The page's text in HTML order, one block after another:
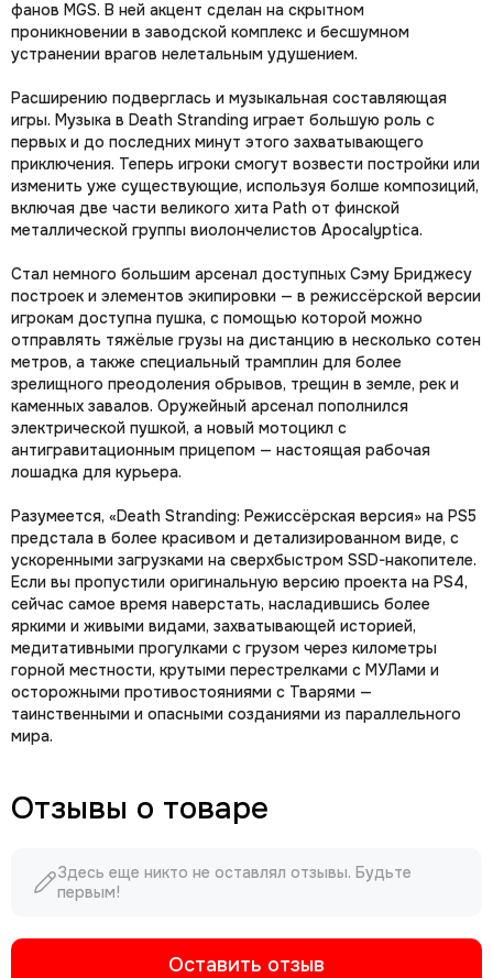
фанов MGS. В ней акцент сделан на скрытном
проникновении в заводской комплекс и бесшумном
устранении врагов нелетальным удушением.
Расширению подверглась и музыкальная составляющая
игры. Музыка в Death Stranding играет большую роль с
первых и до последних минут этого захватывающего
приключения. Теперь игроки смогут возвести постройки или
изменить уже существующие, используя болше композиций,
включая две части великого хита Path от финской
металлической группы виолончелистов Apocalyptica.
Стал немного большим арсенал доступных Сэму Бриджесу
построек и элементов экипировки — в режиссёрской версии
игрокам доступна пушка, с помощью которой можно
отправлять тяжёлые грузы на дистанцию в несколько сотен
метров, а также специальный трамплин для более
зрелищного преодоления обрывов, трещин в земле, рек и
каменных завалов. Оружейный арсенал пополнился
электрической пушкой, а новый мотоцикл с
антигравитационным прицепом — настоящая рабочая
лошадка для курьера.
Разумеется, «Death Stranding: Режиссёрская версия» на PS5
предстала в более красивом и детализированном виде, с
ускоренными загрузками на сверхбыстром SSD-накопителе.
Если вы пропустили оригинальную версию проекта на PS4,
сейчас самое время наверстать, насладившись более
яркими и живыми видами, захватывающей историей,
медитативными прогулками с грузом через километры
горной местности, крутыми перестрелками с МУЛами и
осторожными противостояниями с Тварями —
таинственными и опасными созданиями из параллельного
мира.
Отзывы о товаре
Здесь еще никто не оставлял отзывы. Будьте
первым!
Оставить отзыв